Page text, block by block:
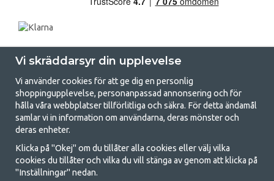
GetCamping.se - Din butik för camping
och uteliv
Att campa kan antingen vara en livsstil eller ett sätt att samla familjen
för ett gemensamt äventyr. Oavsett vilken kategori du tillhör hittar du
Vi skräddarsyr din upplevelse
Vi använder cookies för att ge dig en personlig
shoppingupplevelse, personanpassad annonsering och för
hålla våra webbplatser tillförlitliga och säkra. För detta ändamål
samlar vi in information om användarna, deras mönster och
deras enheter.
Klicka på "Okej" om du tillåter alla cookies eller välj vilka
cookies du tillåter och vilka du vill stänga av genom att klicka på
"Inställningar" nedan.